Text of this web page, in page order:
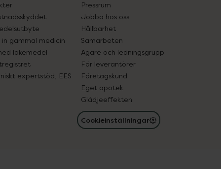
in gammal medicin
läkemedel
expertstöd, EES
Pressrum
Jobba hos oss
Hållbarhet
Samarbeten
Ägare och ledningsgrupp
För leverantörer
Företagskund
Eget apotek
Glädjeeffekten
Cookieinställningar